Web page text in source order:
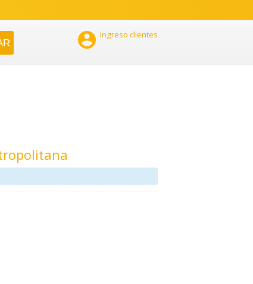
 Ingreso clientes